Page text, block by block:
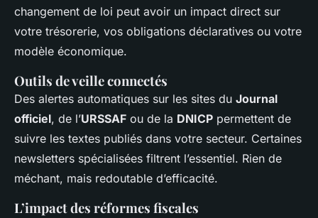
changement de loi peut avoir un impact direct sur
votre trésorerie, vos obligations déclaratives ou votre
modèle économique.
Outils de veille connectés
Des alertes automatiques sur les sites du Journal
officiel, de l’URSSAF ou de la DNICP permettent de
suivre les textes publiés dans votre secteur. Certaines
newsletters spécialisées filtrent l’essentiel. Rien de
méchant, mais redoutable d’efficacité.
L’impact des réformes fiscales